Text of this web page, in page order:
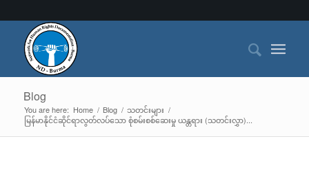
Blog
You are here: Home / Blog / သတင်းများ /
မြန်မာနိုင်ငံဆိုင်ရာလွတ်လပ်သော စုံစမ်းစစ်ဆေးမှု ယန္တရား (သတင်းလွှာ)...